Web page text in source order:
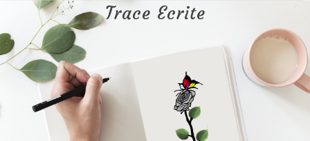
contenu
Trace Ecrite